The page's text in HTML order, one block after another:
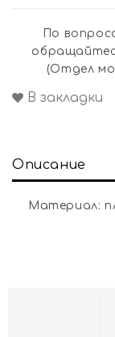
По
(Отдел
В закладки
Описание
Материал: